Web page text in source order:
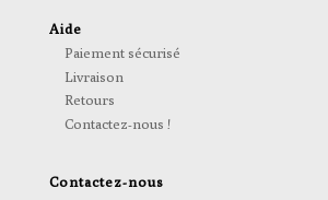
Aide
Paiement sécurisé
Livraison
Retours
Contactez-nous !
Contactez-nous